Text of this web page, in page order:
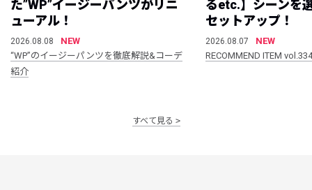
た”WP”イージーパンツがリニ
ューアル！
2026.08.08
NEW
“WP”のイージーパンツを徹底解説&コーデ
紹介
るetc.】シーンを
セットアップ！
2026.08.07
NEW
RECOMMEND ITEM vol.334
すべて見る